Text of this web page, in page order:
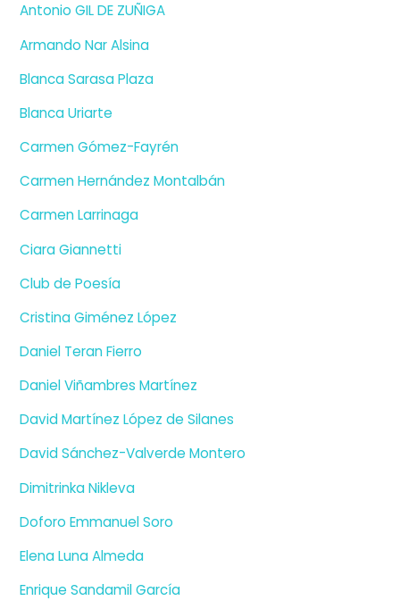
Antonio GIL DE ZUÑIGA
Armando Nar Alsina
Blanca Sarasa Plaza
Blanca Uriarte
Carmen Gómez-Fayrén
Carmen Hernández Montalbán
Carmen Larrinaga
Ciara Giannetti
Club de Poesía
Cristina Giménez López
Daniel Teran Fierro
Daniel Viñambres Martínez
David Martínez López de Silanes
David Sánchez-Valverde Montero
Dimitrinka Nikleva
Doforo Emmanuel Soro
Elena Luna Almeda
Enrique Sandamil García